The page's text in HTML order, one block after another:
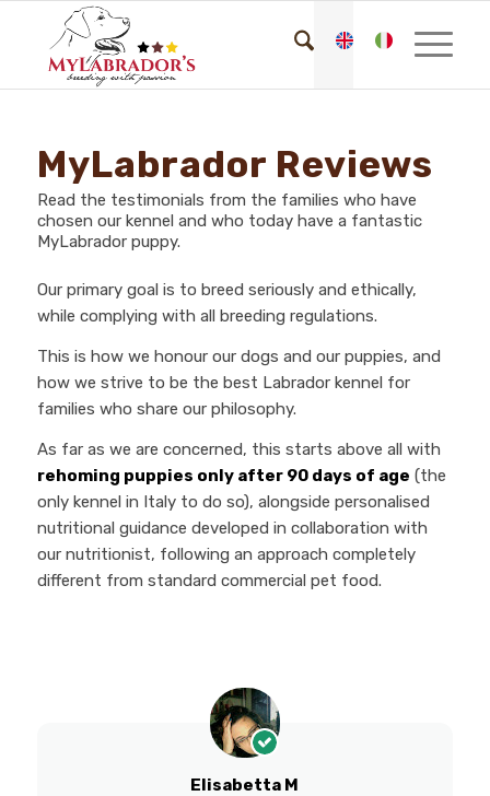
MyLabrador Reviews
Read the testimonials from the families who have
chosen our kennel and who today have a fantastic
MyLabrador puppy.
Our primary goal is to breed seriously and ethically,
while complying with all breeding regulations.
This is how we honour our dogs and our puppies, and
how we strive to be the best Labrador kennel for
families who share our philosophy.
As far as we are concerned, this starts above all with
rehoming puppies only after 90 days of age (the
only kennel in Italy to do so), alongside personalised
nutritional guidance developed in collaboration with
our nutritionist, following an approach completely
different from standard commercial pet food.
Elisabetta M